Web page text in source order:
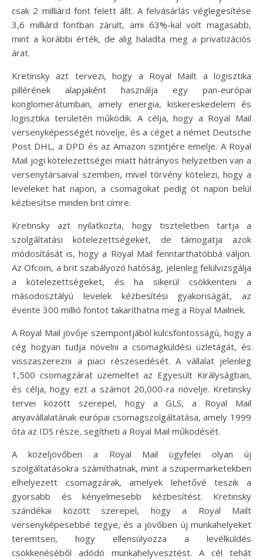
csak 2 milliárd font felett állt. A felvásárlás véglegesítése
3,6 milliárd fontban zárult, ami 63%-kal volt magasabb,
mint a korábbi érték, de alig haladta meg a privatizációs
árat.
Kretinsky azt tervezi, hogy a Royal Mailt a logisztika
pillérének alapjaként használja egy pan-európai
konglomerátumban, amely energia, kiskereskedelem és
logisztika területén működik. A célja, hogy a Royal Mail
versenyképességét növelje, és a céget a német Deutsche
Post DHL, a DPD és az Amazon szintjére emelje. A Royal
Mail jogi kötelezettségei miatt hátrányos helyzetben van a
versenytársaival szemben, mivel törvény kötelezi, hogy a
leveleket hat napon, a csomagokat pedig öt napon belül
kézbesítse minden brit címre.
Kretinsky azt nyilatkozta, hogy tiszteletben tartja a
szolgáltatási kötelezettségeket, de támogatja azok
módosítását is, hogy a Royal Mail fenntarthatóbbá váljon.
Az Ofcom, a brit szabályozó hatóság, jelenleg felülvizsgálja
a kötelezettségeket, és ha sikerül csökkenteni a
másodosztályú levelek kézbesítési gyakoriságát, az
évente 300 millió fontot takaríthatna meg a Royal Mailnek.
A Royal Mail jövője szempontjából kulcsfontosságú, hogy a
cég hogyan tudja növelni a csomagküldési üzletágát, és
visszaszerezni a piaci részesedését. A vállalat jelenleg
1,500 csomagzárat üzemeltet az Egyesült Királyságban,
és célja, hogy ezt a számot 20,000-ra növelje. Kretinsky
tervei között szerepel, hogy a GLS, a Royal Mail
anyavállalatának európai csomagszolgáltatása, amely 1999
óta az IDS része, segítheti a Royal Mail működését.
A közeljövőben a Royal Mail ügyfelei olyan új
szolgáltatásokra számíthatnak, mint a szupermarketekben
elhelyezett csomagzárak, amelyek lehetővé teszik a
gyorsabb és kényelmesebb kézbesítést. Kretinsky
szándékai között szerepel, hogy a Royal Mailt
versenyképesebbé tegye, és a jövőben új munkahelyeket
teremtsen, hogy ellensúlyozza a levélküldés
csökkenéséből adódó munkahelyvesztést. A cél tehát